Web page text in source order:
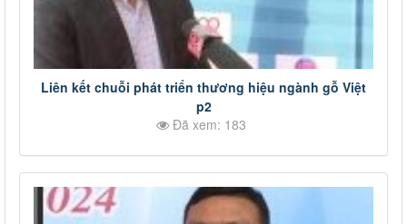
Liên kết chuỗi phát triển thương hiệu ngành gỗ Việt
p2
Đã xem: 183